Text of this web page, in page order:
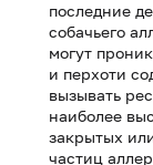
последние
собачьего
могут
и перхоти
вызывать
наиболее
закрытых
частиц